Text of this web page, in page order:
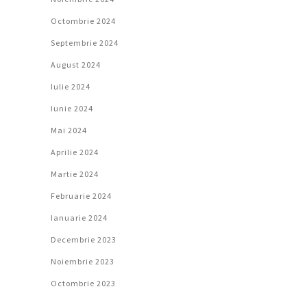
Octombrie 2024
Septembrie 2024
August 2024
Iulie 2024
Iunie 2024
Mai 2024
Aprilie 2024
Martie 2024
Februarie 2024
Ianuarie 2024
Decembrie 2023
Noiembrie 2023
Octombrie 2023